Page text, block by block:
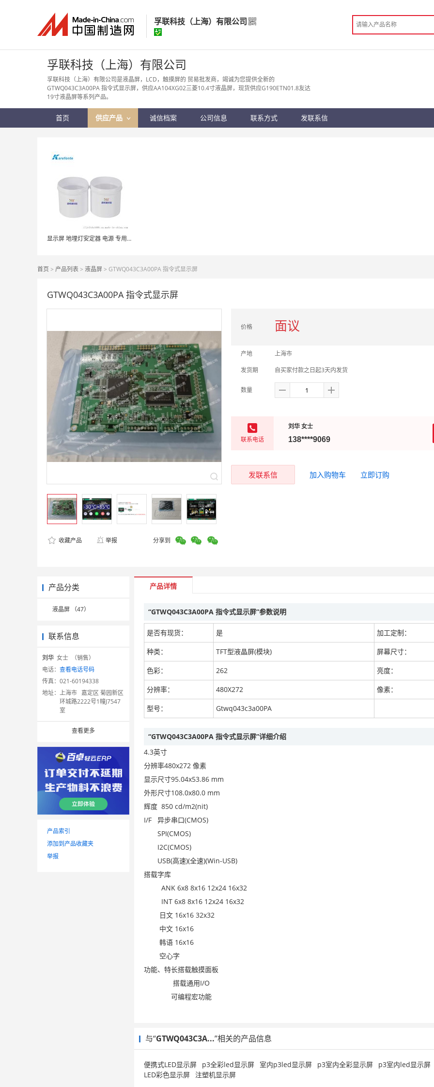
孚联科技（上海）有限公司
孚联科技（上海）有限公司
经营模式：贸易批发
所在地区：上海市
手机访问展示厅
孚联科技（上海）有限公司
孚联科技（上海）有限公司是液晶屏，LCD，触摸屏的 贸易批发商，竭诚为您提供全新的
GTWQ043C3A00PA 指令式显示屏，供应AA104XG02三菱10.4寸液晶屏，现货供应G190ETN01.8友达
19寸液晶屏等系列产品。
首页 供应产品 诚信档案 公司信息 联系方式 发联系信
显示屏 地埋灯安定器 电源 专用导热灌封硅胶
首页> 产品列表> 液晶屏> GTWQ043C3A00PA 指令式显示屏
GTWQ043C3A00PA 指令式显示屏
收藏产品 举报 分享到
价格 面议
产地
上海市
发货期
自买家付款之日起3天内发货
数量
联系电话
刘华 女士
138****9069
发联系信 加入购物车 立即订购
产品分类
液晶屏 （47）
联系信息
刘华 女士 （销售）
电话： 查看电话号码
传真： 021-60194338
地址： 上海市 嘉定区 菊园新区
环城路2222号1幢J7547
室
查看更多
产品索引
添加到产品收藏夹
举报
产品详情
“GTWQ043C3A00PA 指令式显示屏”参数说明
是否有现货： 是 加工定制：
种类： TFT型液晶屏(模块) 屏幕尺寸：
色彩： 262 亮度：
分辨率： 480X272 像素：
型号： Gtwq043c3a00PA
“GTWQ043C3A00PA 指令式显示屏”详细介绍
4.3英寸
分辨率480x272 像素
显示尺寸95.04x53.86 mm
外形尺寸108.0x80.0 mm
辉度 850 cd/m2(nit)
I/F 异步串口(CMOS)
SPI(CMOS)
I2C(CMOS)
USB(高速)(全速)(Win-USB)
搭载字库
ANK 6x8 8x16 12x24 16x32
INT 6x8 8x16 12x24 16x32
日文 16x16 32x32
中文 16x16
韩语 16x16
空心字
功能、特长搭载触摸面板
搭载通用I/O
可编程宏功能
与“GTWQ043C3A...”相关的产品信息
便携式LED显示屏 p3全彩led显示屏 室内p3led显示屏 p3室内全彩显示屏
p3室内led显示屏
LED彩色显示屏
注塑机显示屏